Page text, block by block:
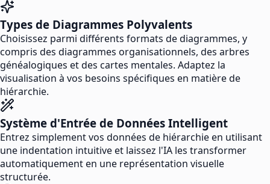
Types de Diagrammes Polyvalents
Choisissez parmi différents formats de diagrammes, y
compris des diagrammes organisationnels, des arbres
généalogiques et des cartes mentales. Adaptez la
visualisation à vos besoins spécifiques en matière de
hiérarchie.
Système d'Entrée de Données Intelligent
Entrez simplement vos données de hiérarchie en utilisant
une indentation intuitive et laissez l'IA les transformer
automatiquement en une représentation visuelle
structurée.